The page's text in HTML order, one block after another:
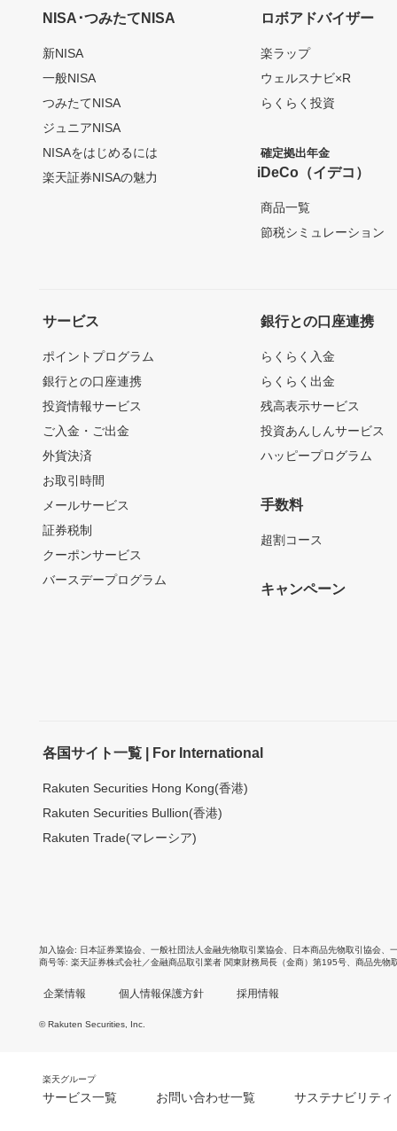
NISA･つみたてNISA
新NISA
一般NISA
つみたてNISA
ジュニアNISA
NISAをはじめるには
楽天証券NISAの魅力
ロボアドバイザー
楽ラップ
ウェルスナビ×R
らくらく投資
確定拠出年金
iDeCo（イデコ）
商品一覧
節税シミュレーション
サービス
ポイントプログラム
銀行との口座連携
投資情報サービス
ご入金・ご出金
外貨決済
お取引時間
メールサービス
証券税制
クーポンサービス
バースデープログラム
銀行との口座連携
らくらく入金
らくらく出金
残高表示サービス
投資あんしんサービス
ハッピープログラム
手数料
超割コース
キャンペーン
各国サイト一覧 | For International
Rakuten Securities Hong Kong(香港)
Rakuten Securities Bullion(香港)
Rakuten Trade(マレーシア)
加入協会 日本証券業協会 一般社団法人金融先物取引業協会 日本商品先物取引協会
商号等 楽天証券株式会社／金融商品取引業者 関東財務局長（金商）第195号、商品先物
企業情報 個人情報保護方針 採用情報
© Rakuten Securities, Inc.
楽天グループ
サービス一覧 お問い合わせ一覧 サステナビリティ